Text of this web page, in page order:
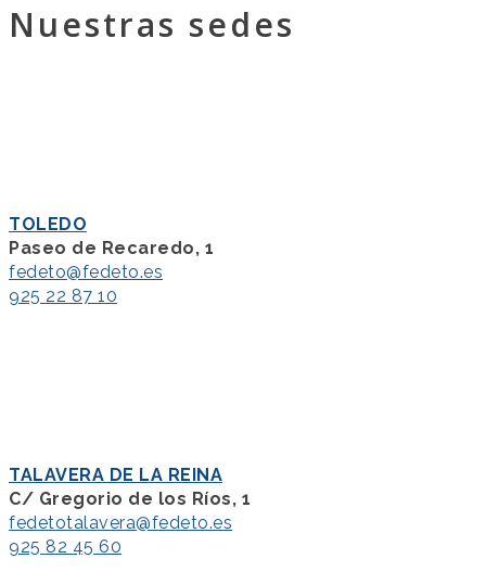
Nuestras sedes
TOLEDO
Paseo de Recaredo, 1
fedeto@fedeto.es
925 22 87 10
TALAVERA DE LA REINA
C/ Gregorio de los Ríos, 1
fedetotalavera@fedeto.es
925 82 45 60